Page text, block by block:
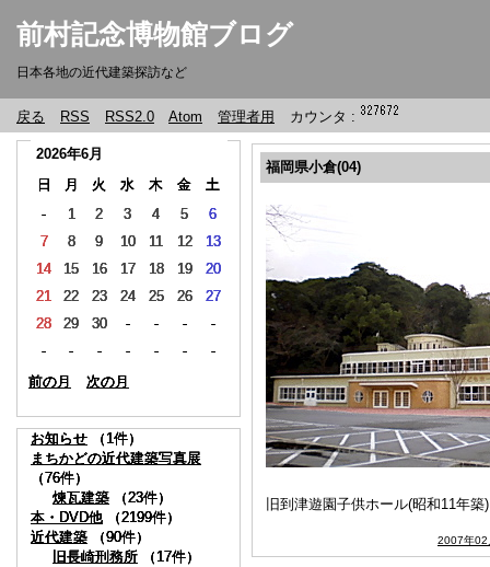
前村記念博物館ブログ
日本各地の近代建築探訪など
戻る RSS RSS2.0 Atom 管理者用 カウンタ :
2026年6月
日
月 火 水 木 金
土
-
1 2 3 4 5
6
7
8 9 10 11 12
13
14
15 16 17 18 19
20
21
22 23 24 25 26
27
28
29 30 - - -
-
-
- - - - -
-
前の月
次の月
お知らせ （1件）
まちかどの近代建築写真展
（76件）
煉瓦建築 （23件）
本・DVD他 （2199件）
近代建築 （90件）
旧長崎刑務所 （17件）
福岡県小倉(04)
旧到津遊園子供ホール(昭和11年
2007年02
2026年6月
日
月 火 水 木 金
土
-
1 2 3 4 5
6
7
8 9 10 11 12
13
14
15 16 17 18 19
20
21
22 23 24 25 26
27
28
29 30 - - -
-
-
- - - - -
-
前の月
次の月
お知らせ （1件）
まちかどの近代建築写真展
（76件）
煉瓦建築 （23件）
本・DVD他 （2199件）
近代建築 （90件）
旧長崎刑務所 （17件）
2026年6月
日
月 火 水 木 金
土
-
1 2 3 4 5
6
7
8 9 10 11 12
13
14
15 16 17 18 19
20
21
22 23 24 25 26
27
28
29 30 - - -
-
-
- - - - -
-
前の月
次の月
お知らせ （1件）
まちかどの近代建築写真展
（76件）
煉瓦建築 （23件）
本・DVD他 （2199件）
近代建築 （90件）
旧長崎刑務所 （17件）
2026年6月
日
月 火 水 木 金
土
-
1 2 3 4 5
6
7
8 9 10 11 12
13
14
15 16 17 18 19
20
21
22 23 24 25 26
27
28
29 30 - - -
-
-
- - - - -
-
前の月
次の月
お知らせ （1件）
まちかどの近代建築写真展
（76件）
煉瓦建築 （23件）
本・DVD他 （2199件）
近代建築 （90件）
旧長崎刑務所 （17件）